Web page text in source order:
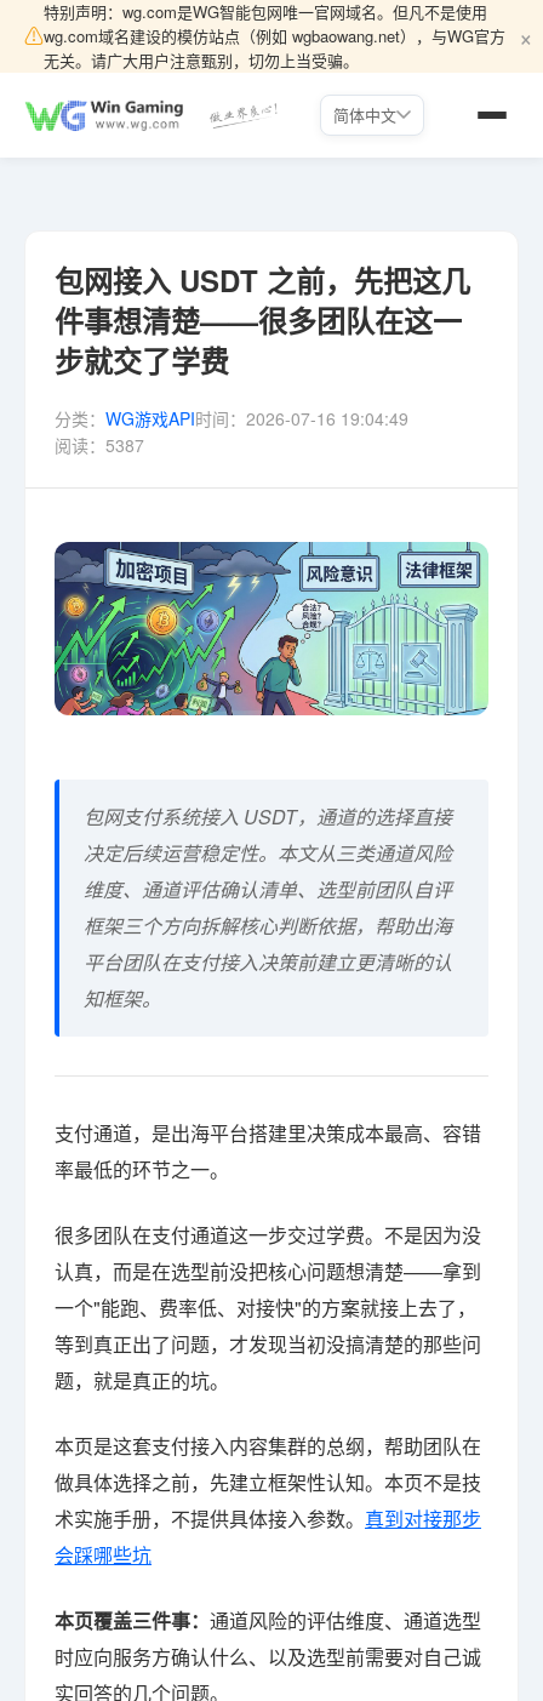
⚠
特别声明：wg.com是WG智能包网唯一官网域名。但凡不是使用
wg.com域名建设的模仿站点（例如 wgbaowang.net），与WG官方
无关。请广大用户注意甄别，切勿上当受骗。
×
简体中文
包网接入 USDT 之前，先把这几
件事想清楚——很多团队在这一
步就交了学费
分类： WG游戏API时间： 2026-07-16 19:04:49
阅读： 5387
包网支付系统接入 USDT，通道的选择直接
决定后续运营稳定性。本文从三类通道风险
维度、通道评估确认清单、选型前团队自评
框架三个方向拆解核心判断依据，帮助出海
平台团队在支付接入决策前建立更清晰的认
知框架。
支付通道，是出海平台搭建里决策成本最高、容错
率最低的环节之一。
很多团队在支付通道这一步交过学费。不是因为没
认真，而是在选型前没把核心问题想清楚——拿到
一个"能跑、费率低、对接快"的方案就接上去了，
等到真正出了问题，才发现当初没搞清楚的那些问
题，就是真正的坑。
本页是这套支付接入内容集群的总纲，帮助团队在
做具体选择之前，先建立框架性认知。本页不是技
术实施手册，不提供具体接入参数。 真到对接那步
会踩哪些坑
本页覆盖三件事： 通道风险的评估维度、通道选型
时应向服务方确认什么、以及选型前需要对自己诚
实回答的几个问题。